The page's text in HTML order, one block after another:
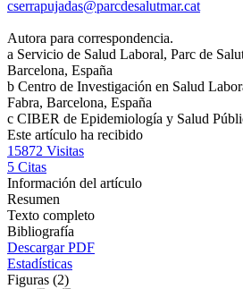
cserrapujadas@parcdesalutmar.cat
Autora para correspondencia.
a Servicio de Salud Laboral, Parc de
Barcelona, España
b Centro de Investigación en Salud
Fabra, Barcelona, España
c CIBER de Epidemiología y Salud
Este artículo ha recibido
15872 Visitas
5 Citas
Información del artículo
Resumen
Texto completo
Bibliografía
Descargar PDF
Estadísticas
Figuras (2)